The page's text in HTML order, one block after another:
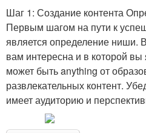
Шаг 1: Создание контента
Первым шагом на пути к
является определение ниши.
вам интересна и в которой вы
может быть anything от
развлекательных контент.
имеет аудиторию и